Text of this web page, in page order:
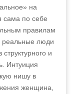
на
сама по себе
правилам
реальные люди
и
Интуиция
нишу в
женщина,